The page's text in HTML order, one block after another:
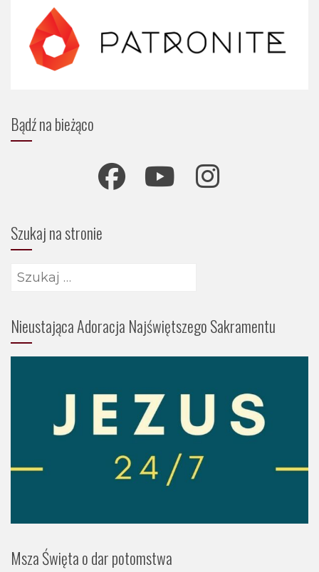
Bądź na bieżąco
Szukaj na stronie
Szukaj:
Nieustająca Adoracja Najświętszego Sakramentu
Msza Święta o dar potomstwa